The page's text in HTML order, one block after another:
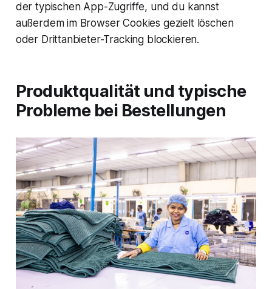
der typischen App-Zugriffe, und du kannst
außerdem im Browser Cookies gezielt löschen
oder Drittanbieter-Tracking blockieren.
Produktqualität und typische
Probleme bei Bestellungen